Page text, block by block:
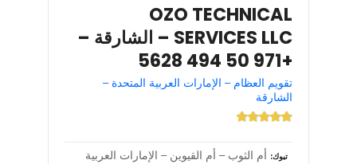
OZO TECHNICAL
SERVICES LLC – الشارقة –
+971 50 494 5628
تقويم العظام – الإمارات العربية المتحدة –
الشارقة
تبوك
أم الثوب – أم القيوين – الإمارات العربية